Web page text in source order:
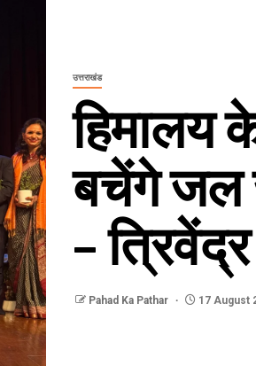
उत्तराखंड
हिमालय
बचेंगे जल
–
Pahad Ka Pathar 17 August